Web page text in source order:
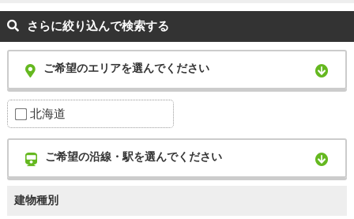
さらに絞り込んで検索する
ご希望のエリアを選んでください
北海道
ご希望の沿線・駅を選んでください
建物種別